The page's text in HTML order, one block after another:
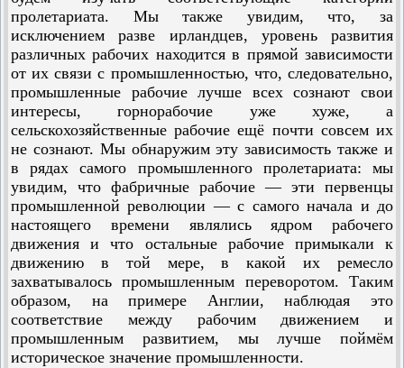
пролетариата. Мы также увидим, что, за
исключением разве ирландцев, уровень развития
различных рабочих находится в прямой зависимости
от их связи с промышленностью, что, следовательно,
промышленные рабочие лучше всех сознают свои
интересы, горнорабочие уже хуже, а
сельскохозяйственные рабочие ещё почти совсем их
не сознают. Мы обнаружим эту зависимость также и
в рядах самого промышленного пролетариата: мы
увидим, что фабричные рабочие — эти первенцы
промышленной революции — с самого начала и до
настоящего времени являлись ядром рабочего
движения и что остальные рабочие примыкали к
движению в той мере, в какой их ремесло
захватывалось промышленным переворотом. Таким
образом, на примере Англии, наблюдая это
соответствие между рабочим движением и
промышленным развитием, мы лучше поймём
историческое значение промышленности.